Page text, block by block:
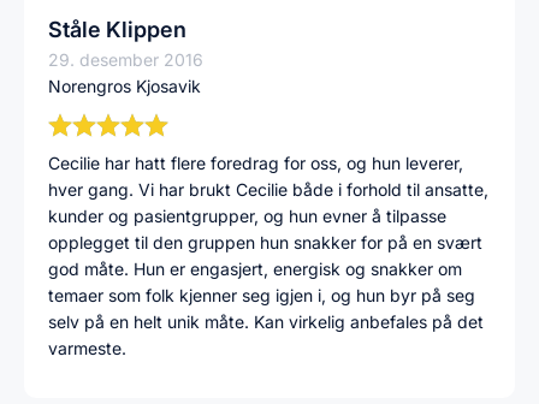
Ståle Klippen
29. desember 2016
Norengros Kjosavik
Cecilie har hatt flere foredrag for oss, og hun leverer,
hver gang. Vi har brukt Cecilie både i forhold til ansatte,
kunder og pasientgrupper, og hun evner å tilpasse
opplegget til den gruppen hun snakker for på en svært
god måte. Hun er engasjert, energisk og snakker om
temaer som folk kjenner seg igjen i, og hun byr på seg
selv på en helt unik måte. Kan virkelig anbefales på det
varmeste.